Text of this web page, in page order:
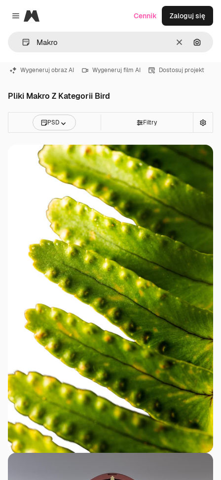
Close menu
Magnific
WyczyśćSzukaj
Cennik Zaloguj się
Wygeneruj obraz AI Wygeneruj film AI Dostosuj projekt
Pliki Makro Z Kategorii Bird
PSD Filtry